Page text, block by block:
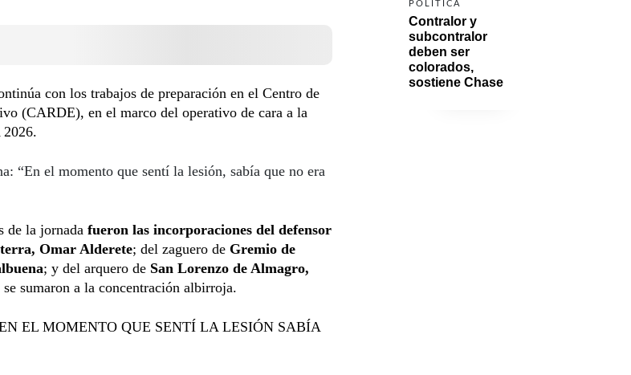
POLÍTICA
Contralor y
subcontralor
deben ser
colorados,
sostiene Chase
con los trabajos de preparación en el Centro de
(CARDE), en el marco del operativo de cara a la
“En el momento que sentí la lesión, sabía que no era
de la jornada fueron las incorporaciones del defensor
Omar Alderete; del zaguero de Gremio de
; y del arquero de San Lorenzo de Almagro,
se sumaron a la concentración albirroja.
EL MOMENTO QUE SENTÍ LA LESIÓN SABÍA